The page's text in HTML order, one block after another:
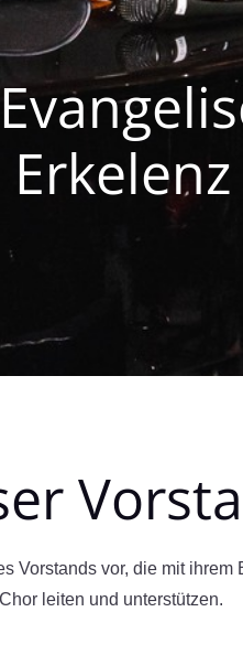
Vorstands vor, die mit
Chor leiten und unterstützen.